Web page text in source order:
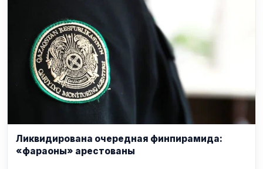
Ликвидирована очередная финпирамида:
«фараоны» арестованы